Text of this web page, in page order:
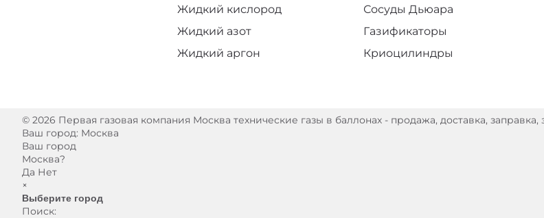
Жидкий кислород
Жидкий азот
Жидкий аргон
Сосуды Дьюара
Газификаторы
Криоцилиндры
© 2026 Первая газовая компания Москва технические газы в баллонах - продажа, доставка,
Ваш город: Москва
Ваш город
Москва?
Да Нет
×
Выберите город
Поиск: